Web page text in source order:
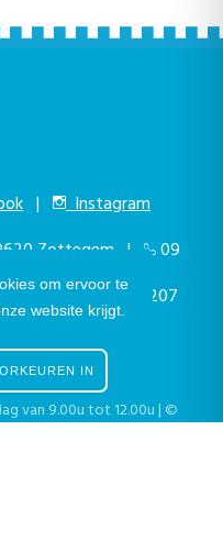
om ervoor te
website krijgt.
IN
|
Instagram
Zottegem |
09
| Btw BE 0207
van 9.00u tot 12.00u | ©